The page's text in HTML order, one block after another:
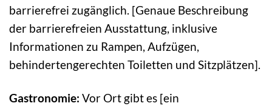
barrierefrei zugänglich. [Genaue Beschreibung
der barrierefreien Ausstattung, inklusive
Informationen zu Rampen, Aufzügen,
behindertengerechten Toiletten und Sitzplätzen].
Gastronomie: Vor Ort gibt es [ein